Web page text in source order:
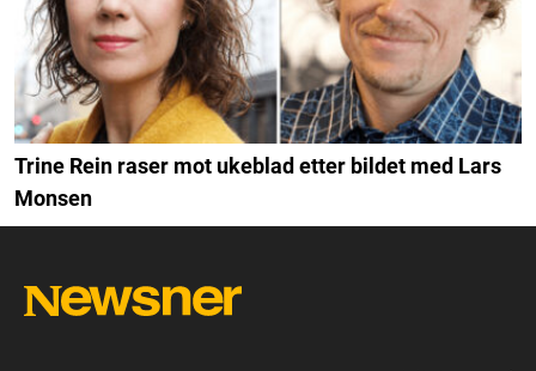
Trine Rein raser mot ukeblad etter bildet med Lars
Monsen